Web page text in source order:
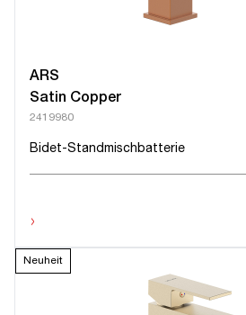
ARS
Satin Copper
2419980
Bidet-Standmischbatterie
›
Neuheit